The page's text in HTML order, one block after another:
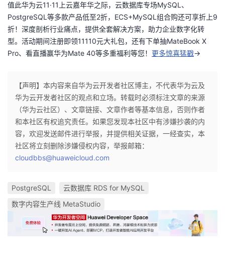
值此华为云11·11上云嘉年华之际，云数据库专场MySQL、
PostgreSQL等多款产品低至2折，ECS+MySQL组合购还可享折上9
折！深度剖析行业痛点，提供全套解决方案，助力企业数字化转
型。活动期间注册即领11110元大礼包，还有下单抽MateBook X
Pro、看直播赢华为Mate 40等多重福利等您！ 更多惊喜猛戳→
【声明】本内容来自华为云开发者社区博主，不代表华为云及
华为云开发者社区的观点和立场。转载时必须标注文章的来源
（华为云社区）、文章链接、文章作者等基本信息，否则作者
和本社区有权追究责任。如果您发现本社区中有涉嫌抄袭的内
容，欢迎发送邮件进行举报，并提供相关证据，一经查实，本
社区将立刻删除涉嫌侵权内容，举报邮箱：
cloudbbs@huaweicloud.com
PostgreSQL
云数据库 RDS for MySQL
数字内容生产线 MetaStudio